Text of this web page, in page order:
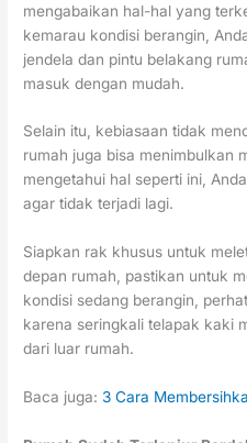
mengabaikan hal-hal yang
kemarau kondisi berangin,
jendela dan pintu belakang
masuk dengan mudah.
Selain itu, kebiasaan tidak
rumah juga bisa menimbulkan
mengetahui hal seperti ini,
agar tidak terjadi lagi.
Siapkan rak khusus untuk
depan rumah, pastikan untuk
kondisi sedang berangin,
karena seringkali telapak kaki
dari luar rumah.
Baca juga: 3 Cara